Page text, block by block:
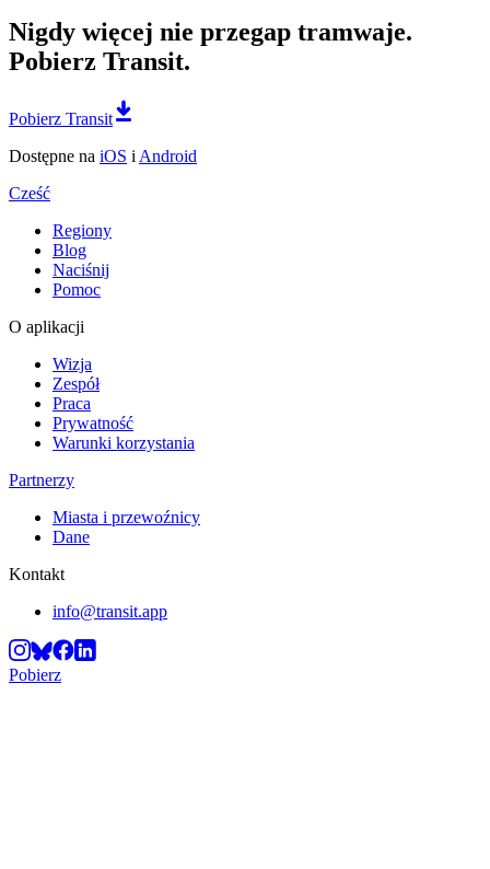
Nigdy więcej nie przegap tramwaje.
Pobierz Transit.
Pobierz Transit
Dostępne na iOS i Android
Cześć
Regiony
Blog
Naciśnij
Pomoc
O aplikacji
Wizja
Zespół
Praca
Prywatność
Warunki korzystania
Partnerzy
Miasta i przewoźnicy
Dane
Kontakt
info@transit.app
Pobierz